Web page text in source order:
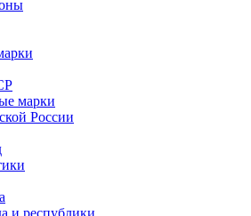
марки
России
и республики